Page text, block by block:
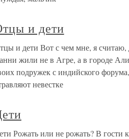
и дети
и дети Вот с чем мне, я считаю,
жили не в Агре, а в городе
подружек с индийского
невестке
Рожать или не рожать? В гости